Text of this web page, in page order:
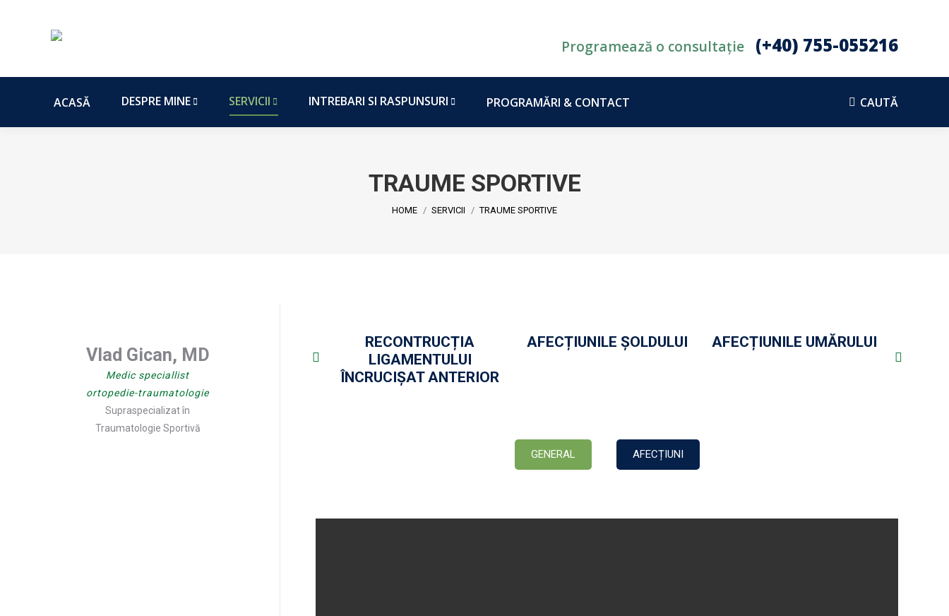
Programează o consultație (+40) 755-055216
ACASĂ DESPRE MINE SERVICII INTREBARI SI RASPUNSURI PROGRAMĂRI & CONTACT Search:
CAUTĂ
TRAUME SPORTIVE
You are here:
HOME SERVICII TRAUME SPORTIVE
RECONTRUCȚIA
LIGAMENTULUI
ÎNCRUCIȘAT ANTERIOR
AFECȚIUNILE ȘOLDULUI AFECȚIUNILE UMĂRULUI
GENERAL AFECȚIUNI
Vlad Gican, MD
Medic speciallist
ortopedie-traumatologie
Supraspecializat în
Traumatologie Sportivă